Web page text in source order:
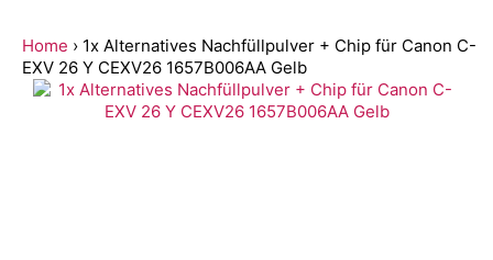
Home › 1x Alternatives Nachfüllpulver + Chip für Canon C-
EXV 26 Y CEXV26 1657B006AA Gelb
Suchen